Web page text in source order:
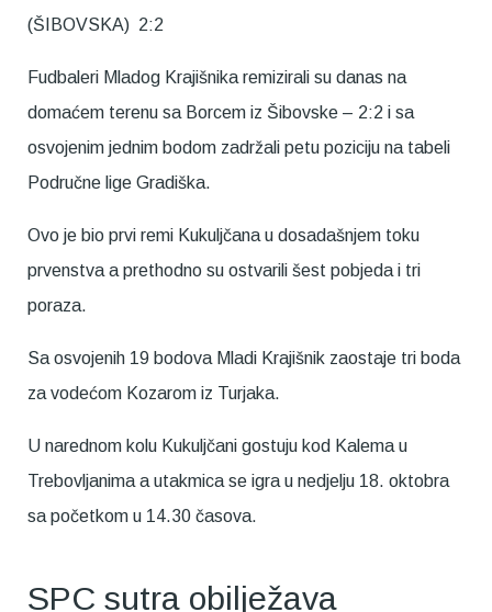
(ŠIBOVSKA) 2:2
Fudbaleri Mladog Krajišnika remizirali su danas na
domaćem terenu sa Borcem iz Šibovske – 2:2 i sa
osvojenim jednim bodom zadržali petu poziciju na tabeli
Područne lige Gradiška.
Ovo je bio prvi remi Kukuljčana u dosadašnjem toku
prvenstva a prethodno su ostvarili šest pobjeda i tri
poraza.
Sa osvojenih 19 bodova Mladi Krajišnik zaostaje tri boda
za vodećom Kozarom iz Turjaka.
U narednom kolu Kukuljčani gostuju kod Kalema u
Trebovljanima a utakmica se igra u nedjelju 18. oktobra
sa početkom u 14.30 časova.
SPC sutra obilježava